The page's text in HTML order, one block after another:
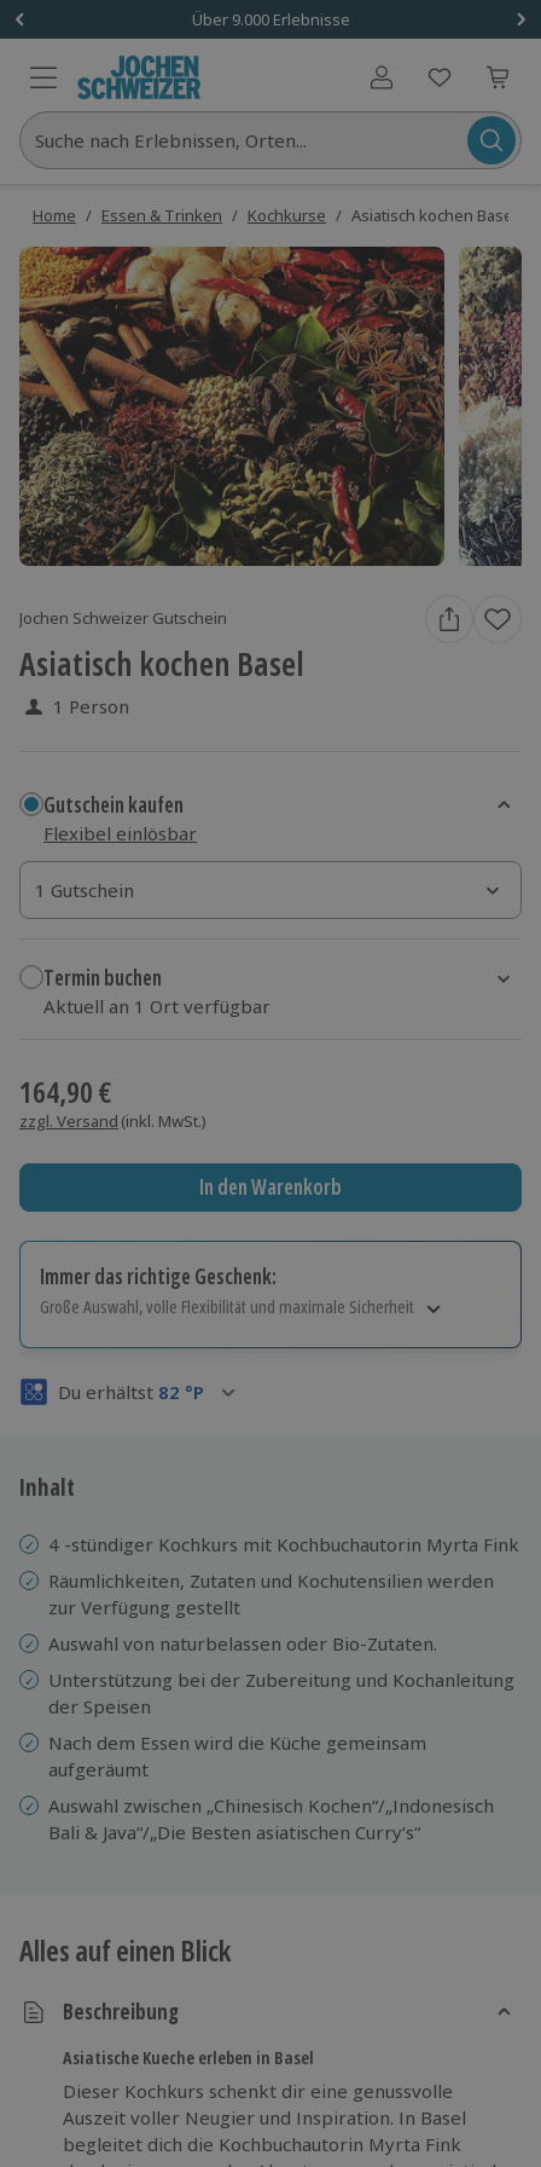
Über 9.000 Erlebnisse
Benutzerkonto
Suche nach Erlebnissen, Orten...
Home / Essen & Trinken / Kochkurse / Asiatisch kochen Basel
Jochen Schweizer Gutschein
Asiatisch kochen Basel
1 Person
Gutschein kaufen
Flexibel einlösbar
1 Gutschein
1 Gutschein
1 Gutschein
Termin buchen
Aktuell an 1 Ort verfügbar
164,90 €
zzgl. Versand (inkl. MwSt.)
In den Warenkorb
Immer das richtige Geschenk:
Große Auswahl, volle Flexibilität und maximale Sicherheit
Volle Flexibilität
3 Jahre gültig & verlängerbar.
Du erhältst 82 °P
Inhalt
4 -stündiger Kochkurs mit Kochbuchautorin Myrta Fink
Räumlichkeiten, Zutaten und Kochutensilien werden
zur Verfügung gestellt
Auswahl von naturbelassen oder Bio-Zutaten.
Unterstützung bei der Zubereitung und Kochanleitung
der Speisen
Nach dem Essen wird die Küche gemeinsam
aufgeräumt
Auswahl zwischen „Chinesisch Kochen“/„Indonesisch
Bali & Java“/„Die Besten asiatischen Curry‘s“
Alles auf einen Blick
Beschreibung
Asiatische Kueche erleben in Basel
Dieser Kochkurs schenkt dir eine genussvolle
Auszeit voller Neugier und Inspiration. In Basel
begleitet dich die Kochbuchautorin Myrta Fink